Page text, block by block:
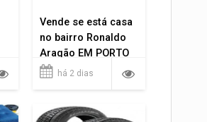
Vende se está casa
no bairro Ronaldo
Aragão EM PORTO
VELHO RO.
há 2 dias